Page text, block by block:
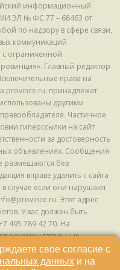
информационный
ЭЛ № ФС 77 – 68463 от
по надзору в сфере связи,
коммуникаций
с ограниченной
Главный редактор
права на
принадлежат
другими
Частичное
гиперссылки на сайт
за достоверность
объявлениях. Сообщения
размещаются без
вправе удалить с сайта
случае если они нарушают
Этот адрес
У вас должен быть
495 789 42 70. На
рекомендательные
предоставления
и анализа сведений,
свое согласие с
данныхи на